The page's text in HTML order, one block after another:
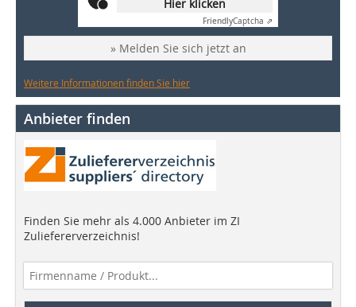
Hier klicken
FriendlyCaptcha ⇗
» Melden Sie sich jetzt an
Weitere Informationen finden Sie hier
Anbieter finden
Finden Sie mehr als 4.000 Anbieter im ZI
Zuliefererverzeichnis!